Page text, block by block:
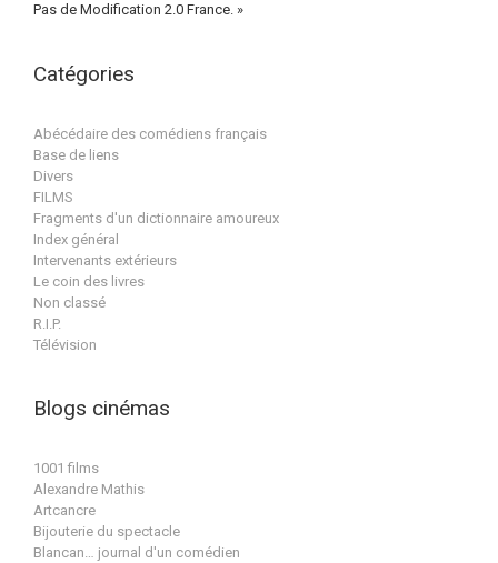
Pas de Modification 2.0 France. »
Catégories
Abécédaire des comédiens français
Base de liens
Divers
FILMS
Fragments d'un dictionnaire amoureux
Index général
Intervenants extérieurs
Le coin des livres
Non classé
R.I.P.
Télévision
Blogs cinémas
1001 films
Alexandre Mathis
Artcancre
Bijouterie du spectacle
Blancan… journal d'un comédien